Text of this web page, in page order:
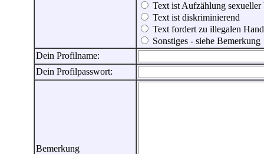
Text ist Aufzählung sexueller
Text ist diskriminierend
Text fordert zu illegalen
Sonstiges - siehe Bemerkung
Dein Profilname:
Dein Profilpasswort:
Bemerkung